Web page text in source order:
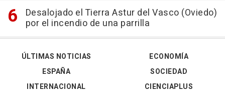
Desalojado el Tierra Astur del Vasco (Oviedo)
por el incendio de una parrilla
ÚLTIMAS NOTICIAS
ESPAÑA
INTERNACIONAL
ECONOMÍA
SOCIEDAD
CIENCIAPLUS